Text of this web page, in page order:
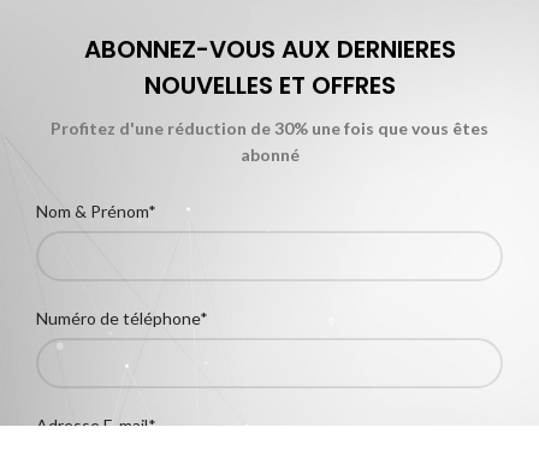
ABONNEZ-VOUS AUX DERNIERES
NOUVELLES ET OFFRES
Profitez d'une réduction de 30% une fois que vous êtes
abonné
Nom & Prénom*
Numéro de téléphone*
Adresse E-mail*